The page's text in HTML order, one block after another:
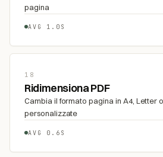
pagina
AVG 1.0S
18
Ridimensiona PDF
Cambia il formato pagina in A4, Letter
personalizzate
AVG 0.6S